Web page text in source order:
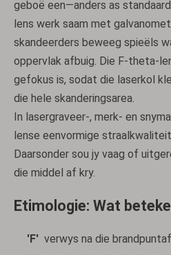
geboë een—anders as
lens werk saam met
skandeerders beweeg spieëls
oppervlak afbuig. Die F-theta-
gefokus is, sodat die laserkol
die hele skanderingsarea.
In lasergraveer-, merk- en
lense eenvormige
Daarsonder sou jy vaag of
die middel af kry.
Etimologie: Wat
'F' verwys na die